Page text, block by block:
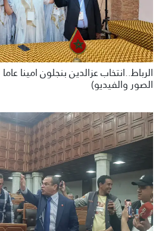
الرباط..انتخاب عزالدين بنجلون امينا
الصور والفيديو)